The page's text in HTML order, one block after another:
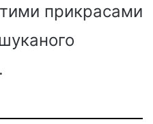
прикрасами